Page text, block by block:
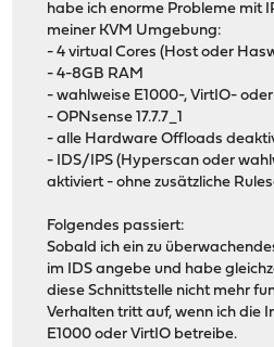
habe ich enorme Probleme mit
meiner KVM Umgebung:
- 4 virtual Cores (Host oder
- 4-8GB RAM
- wahlweise E1000-, VirtIO-
- OPNsense 17.7.7_1
- alle Hardware Offloads
- IDS/IPS (Hyperscan oder
aktiviert - ohne zusätzliche
Folgendes passiert:
Sobald ich ein zu
im IDS angebe und habe
diese Schnittstelle nicht mehr
Verhalten tritt auf, wenn ich die
E1000 oder VirtIO betreibe.